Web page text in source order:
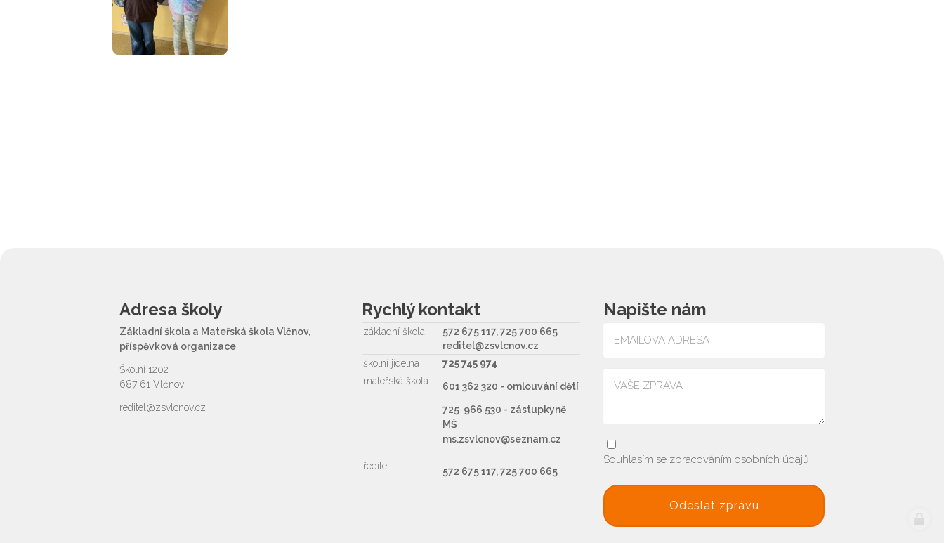
Adresa školy
Základní škola a Mateřská škola Vlčnov,
příspěvková organizace
Školní 1202
687 61 Vlčnov
reditel@zsvlcnov.cz
Rychlý kontakt
základní škola
572 675 117, 725 700 665
reditel@zsvlcnov.cz
školní jídelna
725 745 974
mateřská škola
601 362 320 - omlouvání dětí
725 966 530 - zástupkyně
MŠ
ms.zsvlcnov@seznam.cz
ředitel 572 675 117, 725 700 665
Napište nám
Souhlasím se zpracováním osobních údajů